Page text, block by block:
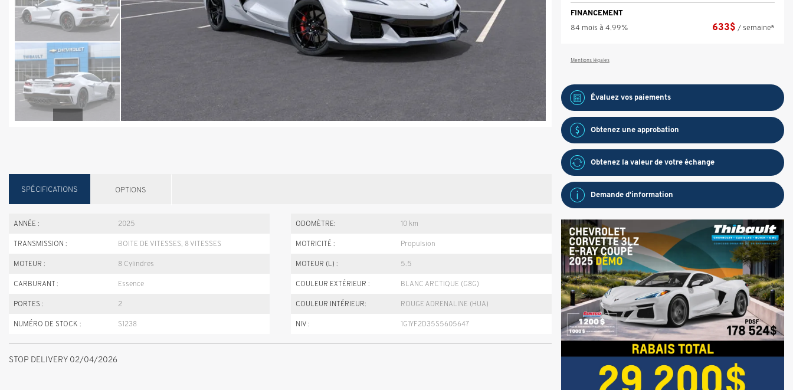
SPÉCIFICATIONS OPTIONS
ANNÉE : 2025 ODOMÈTRE: 10 km
TRANSMISSION : BOITE DE VITESSES, 8 VITESSES MOTRICITÉ : Propulsion
MOTEUR : 8 Cylindres MOTEUR (L) : 5.5
CARBURANT : Essence COULEUR EXTÉRIEUR : BLANC ARCTIQUE (G8G)
PORTES : 2 COULEUR INTÉRIEUR: ROUGE ADRENALINE (HUA)
NUMÉRO DE STOCK : S1238 NIV : 1G1YF2D35S5605647
STOP DELIVERY 02/04/2026
FINANCEMENT
84 mois à 4.99%
633$ / semaine*
Mentions légales
Évaluez vos paiements
Obtenez une approbation
Obtenez la valeur de votre échange
Demande d'information